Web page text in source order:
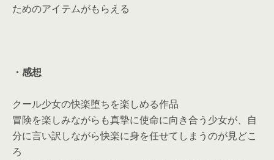
ためのアイテムがもらえる
・感想
クール少女の快楽堕ちを楽しめる作品
冒険を楽しみながらも真摯に使命に向き合う少女が、自
分に言い訳しながら快楽に身を任せてしまうのが見どこ
ろ